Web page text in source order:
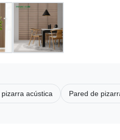
acústica Pared de